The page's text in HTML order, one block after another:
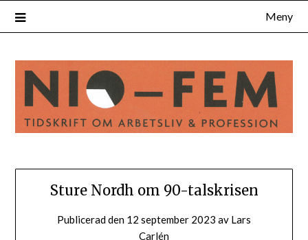
Meny
Sture Nordh om 90-talskrisen
Publicerad den 12 september 2023 av Lars
Carlén